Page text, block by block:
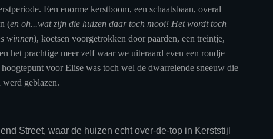
Een enorme kerstboom, een schaatsbaan, overal
(en oh...wat zijn die huizen daar toch mooi! Het wordt toch
winnen), koetsen voorgetrokken door paarden, een treintje,
het prachtige meer zelf waar we uiteraard even een rondje
voor Elise was toch wel de dwarrelende sneeuw die
geblazen.
Street, waar de huizen echt over-de-top in Kerststijl